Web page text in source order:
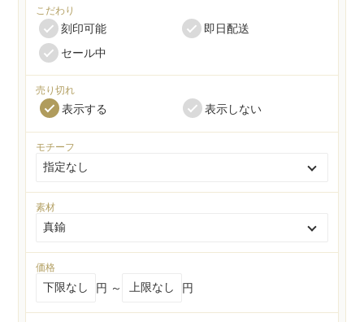
こだわり
刻印可能
即日配送
セール中
売り切れ
表示する 表示しない
モチーフ
素材
価格
円 ～ 円